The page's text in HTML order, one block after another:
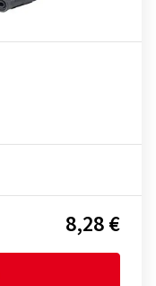
8,28 €